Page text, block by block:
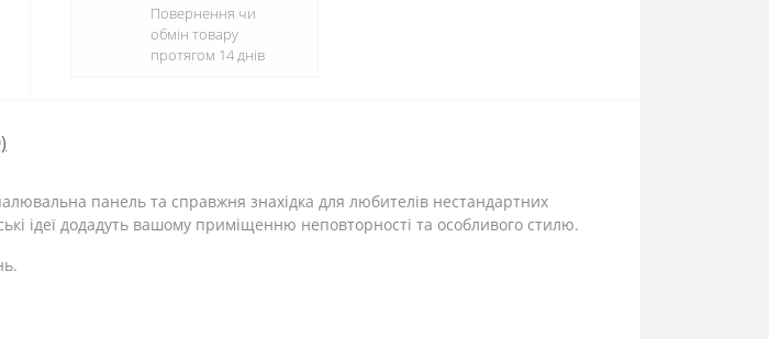
Повернення чи
обмін товару
протягом 14 днів
панель та справжня знахідка для любителів нестандартних
ідеї додадуть вашому приміщенню неповторності та особливого стилю.